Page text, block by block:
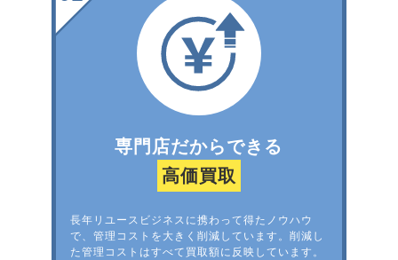
専門店だからできる
高価買取
長年リユースビジネスに携わって得たノウハウ
で、管理コストを大きく削減しています。削減し
た管理コストはすべて買取額に反映しています。